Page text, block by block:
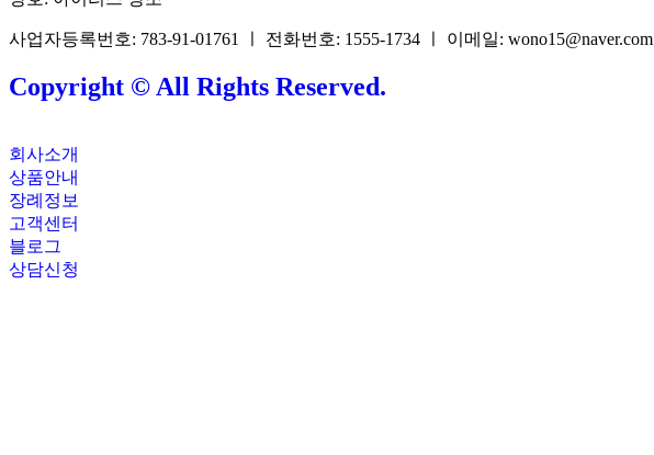
사업자등록번호: 783-91-01761 ㅣ 전화번호: 1555-1734 ㅣ 이메일: wono15@naver.com
Copyright © All Rights Reserved.
회사소개
상품안내
장례정보
고객센터
블로그
상담신청